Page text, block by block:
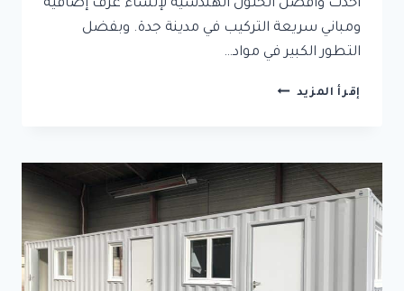
أحدث وأفضل الحلول الهندسية لإنشاء غرف إضافية
ومباني سريعة التركيب في مدينة جدة. وبفضل
التطور الكبير في مواد…
إقرأ المزيد تركيب
في
جدة
|
غرف